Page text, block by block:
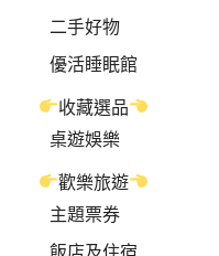
二手好物
優活睡眠館
收藏選品
桌遊娛樂
歡樂旅遊
主題票券
飯店及住宿